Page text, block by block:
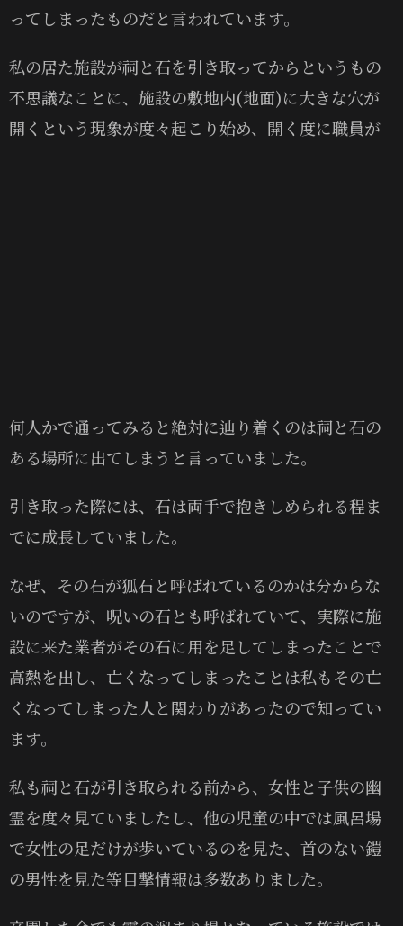
ってしまったものだと言われています。
私の居た施設が祠と石を引き取ってからというもの
不思議なことに、施設の敷地内(地面)に大きな穴が
開くという現象が度々起こり始め、開く度に職員が
何人かで通ってみると絶対に辿り着くのは祠と石の
ある場所に出てしまうと言っていました。
引き取った際には、石は両手で抱きしめられる程ま
でに成長していました。
なぜ、その石が狐石と呼ばれているのかは分からな
いのですが、呪いの石とも呼ばれていて、実際に施
設に来た業者がその石に用を足してしまったことで
高熱を出し、亡くなってしまったことは私もその亡
くなってしまった人と関わりがあったので知ってい
ます。
私も祠と石が引き取られる前から、女性と子供の幽
霊を度々見ていましたし、他の児童の中では風呂場
で女性の足だけが歩いているのを見た、首のない鎧
の男性を見た等目撃情報は多数ありました。